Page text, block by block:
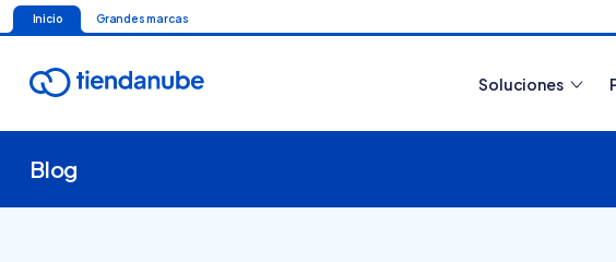
Inicio Grandes marcas
Soluciones
Blog